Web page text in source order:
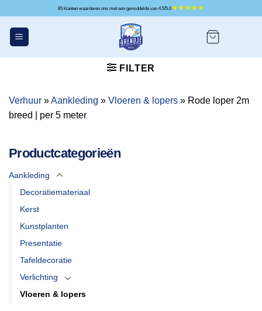
inhoud
65 klanten waarderen ons met een gemiddelde van 4.5/5.0
FILTER
Verhuur »Aankleding » Vloeren & lopers » Rode loper 2m
breed | per 5 meter
Productcategorieën
Aankleding
Decoratiemateriaal
Kerst
Kunstplanten
Presentatie
Tafeldecoratie
Verlichting
Vloeren & lopers